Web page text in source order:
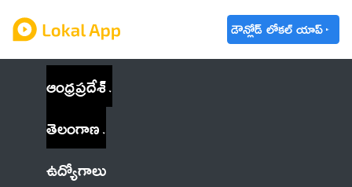
డౌన్లోడ్ లోకల్ యాప్
ఆంధ్రప్రదేశ్
తెలంగాణ
ఉద్యోగాలు